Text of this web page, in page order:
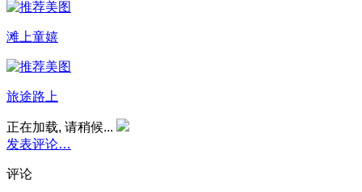
滩上童嬉
旅途路上
正在加载, 请稍候...
发表评论…
评论